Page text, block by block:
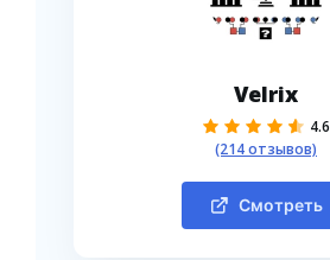
Velrix
4.6
(214 отзывов)
Смотреть